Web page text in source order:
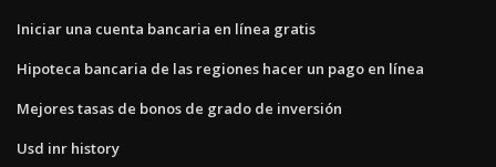
Iniciar una cuenta bancaria en línea gratis
Hipoteca bancaria de las regiones hacer un pago en línea
Mejores tasas de bonos de grado de inversión
Usd inr history